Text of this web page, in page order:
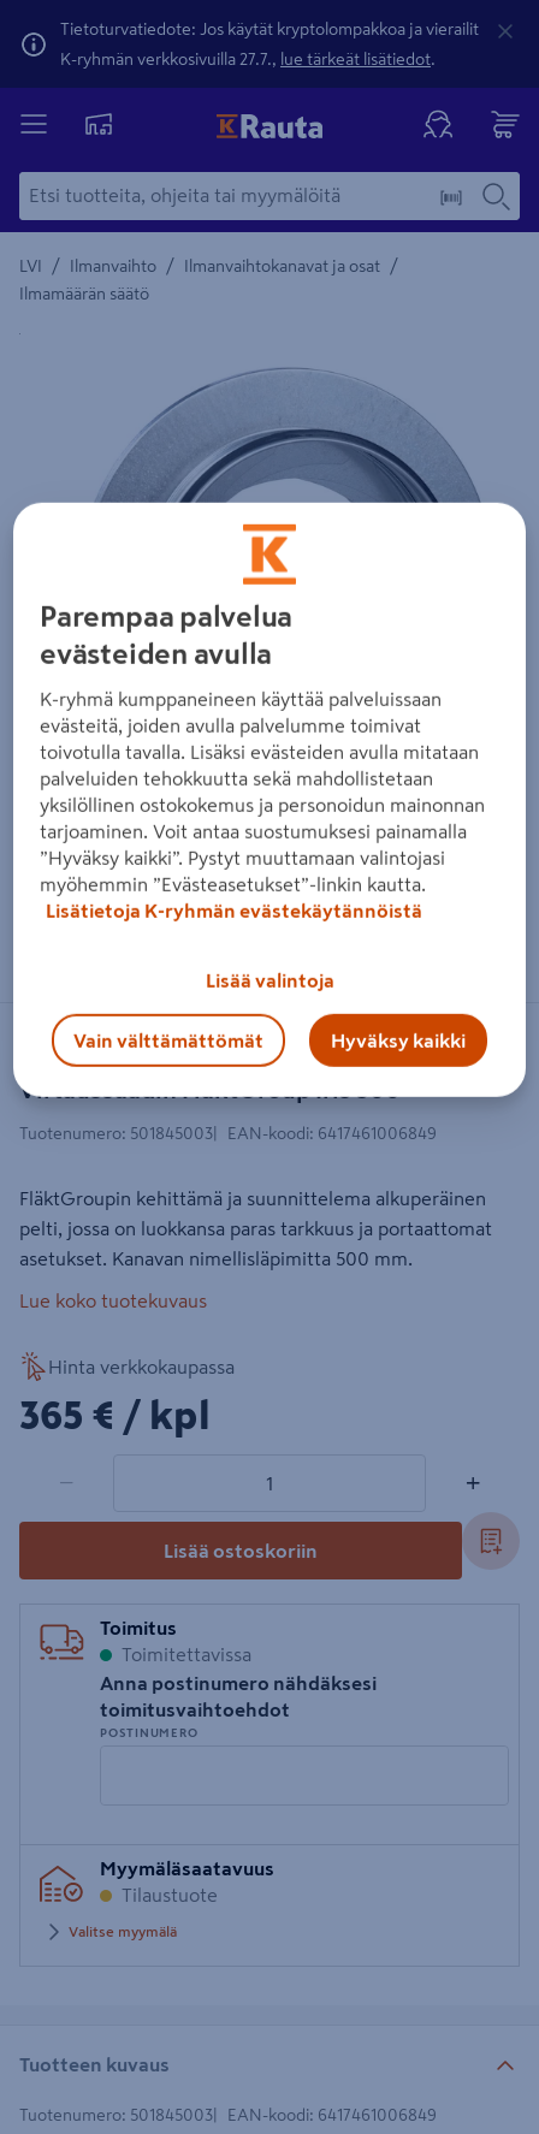
Tietoturvatiedote: Jos käytät kryptolompakkoa ja vierailit
K-ryhmän verkkosivuilla 27.7., lue tärkeät lisätiedot.
LVI / Ilmanvaihto / Ilmanvaihtokanavat ja osat /
Ilmamäärän säätö
Yksityiskohtainen kuvaus löytyy Tuotteen kuvaus -
Virtaussäädin FläktGroup Iris 500
FLÄKTGROUP
Tuotenumero: 501845003 EAN-koodi: 6417461006849
FläktGroupin kehittämä ja suunnittelema alkuperäinen
pelti, jossa on luokkansa paras tarkkuus ja portaattomat
asetukset. Kanavan nimellisläpimitta 500 mm.
Lue koko tuotekuvaus
Hinta verkkokaupassa
365€/kpl
365 € / kpl
− +
Lisää ostoskoriin
Toimitus
Toimitettavissa
Anna postinumero nähdäksesi
toimitusvaihtoehdot
POSTINUMERO
postinumero
Myymäläsaatavuus
Tilaustuote
Valitse myymälä
Tuotteen kuvaus
Tuotenumero: 501845003 EAN-koodi: 6417461006849
Parempaa palvelua
evästeiden avulla
K-ryhmä kumppaneineen käyttää palveluissaan
evästeitä, joiden avulla palvelumme toimivat
toivotulla tavalla. Lisäksi evästeiden avulla mitataan
palveluiden tehokkuutta sekä mahdollistetaan
yksilöllinen ostokokemus ja personoidun mainonnan
tarjoaminen. Voit antaa suostumuksesi painamalla
”Hyväksy kaikki”. Pystyt muuttamaan valintojasi
myöhemmin ”Evästeasetukset”-linkin kautta.
Lisätietoja K-ryhmän evästekäytännöistä
Lisää valintoja
Vain välttämättömät Hyväksy kaikki